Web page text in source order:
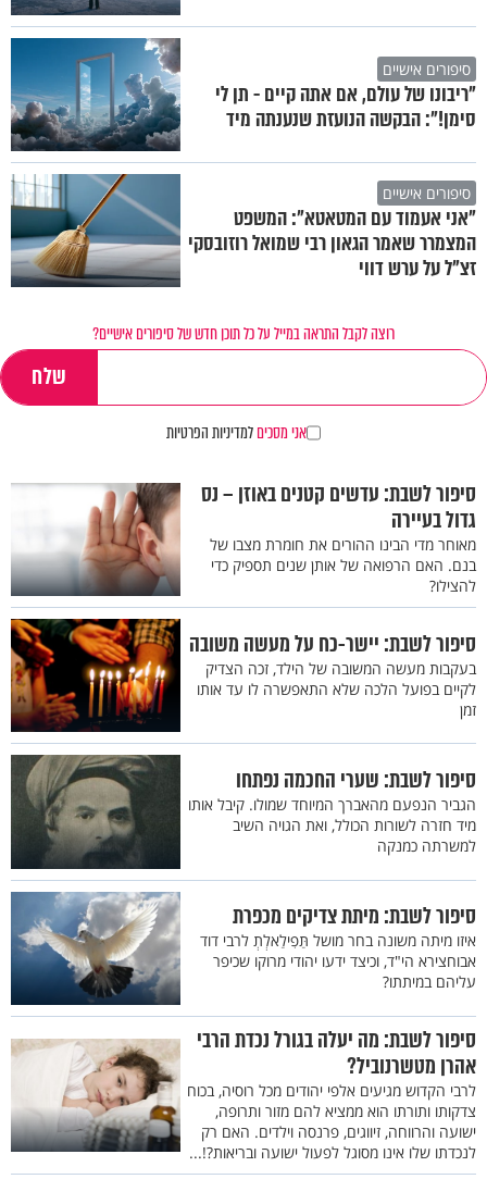
סיפורים אישיים
"ריבונו של עולם, אם אתה קיים - תן לי
סימן!": הבקשה הנועזת שנענתה מיד
סיפורים אישיים
"אני אעמוד עם המטאטא": המשפט
המצמרר שאמר הגאון רבי שמואל רוזובסקי
זצ"ל על ערש דווי
רוצה לקבל התראה במייל על כל תוכן חדש של סיפורים אישיים?
אני מסכיםלמדיניות הפרטיות
סיפור לשבת: עדשים קטנים באוזן – נס
גדול בעיירה
מאוחר מדי הבינו ההורים את חומרת מצבו של
בנם. האם הרפואה של אותן שנים תספיק כדי
להצילו?
סיפור לשבת: יישר-כח על מעשה משובה
בעקבות מעשה המשובה של הילד, זכה הצדיק
לקיים בפועל הלכה שלא התאפשרה לו עד אותו
זמן
סיפור לשבת: שערי החכמה נפתחו
הגביר הנפעם מהאברך המיוחד שמולו. קיבל אותו
מיד חזרה לשורות הכולל, ואת הגויה השיב
למשרתה כמנקה
סיפור לשבת: מיתת צדיקים מכפרת
איזו מיתה משונה בחר מושל תַּפִילַאלְתְ לרבי דוד
אבוחצירא הי"ד, וכיצד ידעו יהודי מרוקו שכיפר
עליהם במיתתו?
סיפור לשבת: מה יעלה בגורל נכדת הרבי
אהרן מטשרנוביל?
לרבי הקדוש מגיעים אלפי יהודים מכל רוסיה, בכוח
צדקותו ותורתו הוא ממציא להם מזור ותרופה,
ישועה והרווחה, זיווגים, פרנסה וילדים. האם רק
לנכדתו שלו אינו מסוגל לפעול ישועה ובריאות?!...